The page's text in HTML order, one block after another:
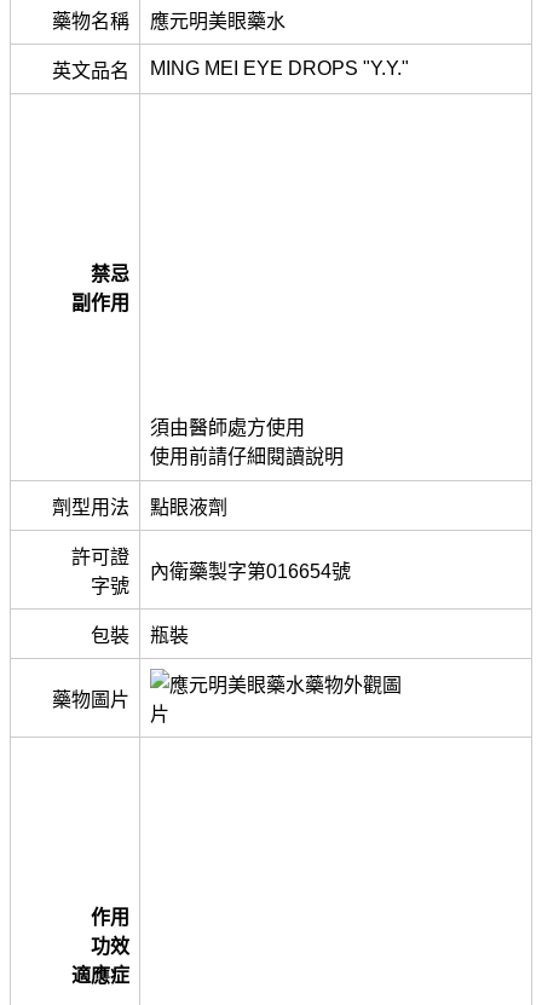
藥物名稱 應元明美眼藥水
英文品名 MING MEI EYE DROPS "Y.Y."
禁忌
副作用
須由醫師處方使用
使用前請仔細閱讀說明
劑型用法 點眼液劑
許可證
字號
內衛藥製字第016654號
包裝 瓶裝
藥物圖片
作用
功效
適應症